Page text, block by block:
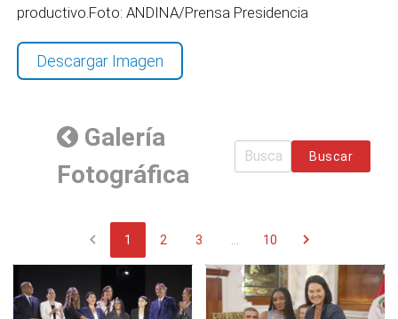
productivo.Foto: ANDINA/Prensa Presidencia
Descargar Imagen
Galería
Fotográfica
Buscar
chevron_left 1 2 3 10 chevron_right